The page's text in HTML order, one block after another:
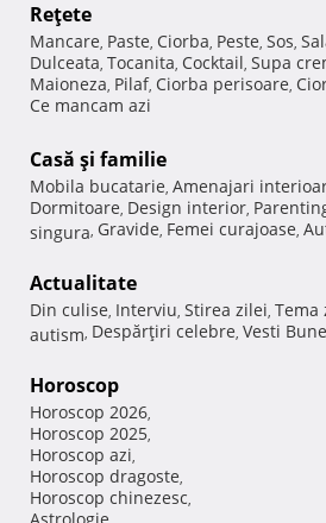
Reţete
Mancare, Paste, Ciorba, Peste, Sos,
Dulceata, Tocanita, Cocktail, Supa
Maioneza, Pilaf, Ciorba perisoare,
Ce mancam azi
Casă şi familie
Mobila bucatarie, Amenajari
Dormitoare, Design interior,
singura, Gravide, Femei curajoase,
Actualitate
Din culise, Interviu, Stirea zilei, Tema
autism, Despărţiri celebre, Vesti Bune
Horoscop
Horoscop 2026,
Horoscop 2025,
Horoscop azi,
Horoscop dragoste,
Horoscop chinezesc,